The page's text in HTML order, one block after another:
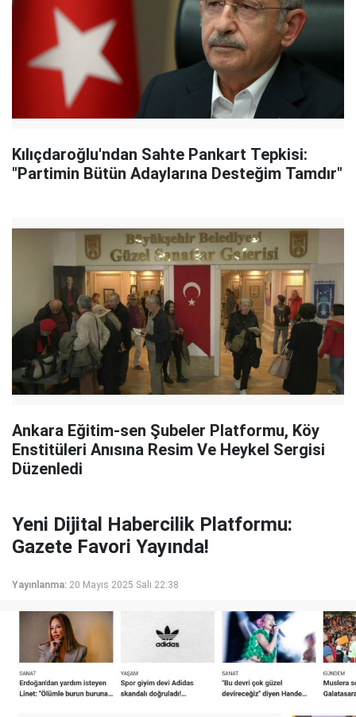
Kılıçdaroğlu'ndan Sahte Pankart Tepkisi:
"Partimin Bütün Adaylarına Desteğim Tamdır"
Ankara Eğitim-sen Şubeler Platformu, Köy
Enstitüleri Anısına Resim Ve Heykel Sergisi
Düzenledi
Yeni Dijital Habercilik Platformu:
Gazete Favori Yayında!
Yayınlanma: 20 Mayıs 2025 Salı 22:38